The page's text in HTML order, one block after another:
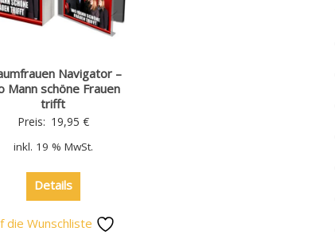
Navigator –
Mann schöne Frauen
trifft
Preis: 19,95 €
inkl. 19 % MwSt.
Details
die Wunschliste